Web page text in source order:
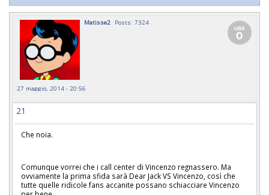
Matisse2 Posts: 7324
27 maggio, 2014 - 20:56
21
Che noia.
Comunque vorrei che i call center di Vincenzo regnassero. Ma
ovviamente la prima sfida sarà Dear Jack VS Vincenzo, così che
tutte quelle ridicole fans accanite possano schiacciare Vincenzo